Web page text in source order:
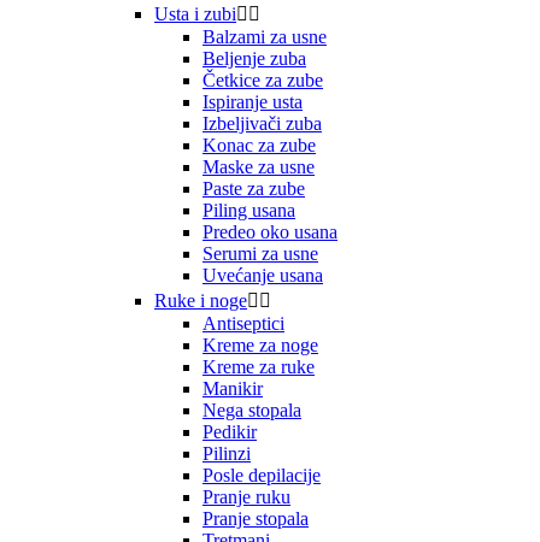
Usta i zubi 
Balzami za usne
Beljenje zuba
Četkice za zube
Ispiranje usta
Izbeljivači zuba
Konac za zube
Maske za usne
Paste za zube
Piling usana
Predeo oko usana
Serumi za usne
Uvećanje usana
Ruke i noge 
Antiseptici
Kreme za noge
Kreme za ruke
Manikir
Nega stopala
Pedikir
Pilinzi
Posle depilacije
Pranje ruku
Pranje stopala